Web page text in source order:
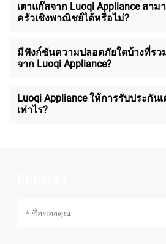
เตาแก๊สจาก Luoqi Appliance สาม
ครัวเชิงพาณิชย์ได้หรือไม่?
มีฟังก์ชันความปลอดภัยใดบ้างที่รว
จาก Luoqi Appliance?
Luoqi Appliance ให้การรับประกัน
เท่าไร?